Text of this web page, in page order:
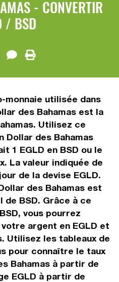
- CONVERTIR
/ BSD
monnaie utilisée dans
des Bahamas est la
Utilisez ce
Dollar des Bahamas
1 EGLD en BSD ou le
La valeur indiquée de
de la devise EGLD.
des Bahamas est
de BSD. Grâce à ce
vous pourrez
argent en EGLD et
Utilisez les tableaux de
pour connaître le taux
Bahamas à partir de
EGLD à partir de